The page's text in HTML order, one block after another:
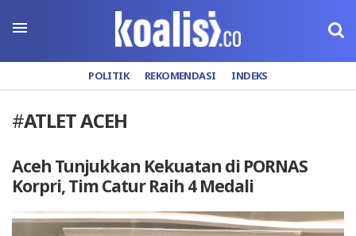
POLITIK REKOMENDASI INDEKS
#ATLET ACEH
Aceh Tunjukkan Kekuatan di PORNAS
Korpri, Tim Catur Raih 4 Medali